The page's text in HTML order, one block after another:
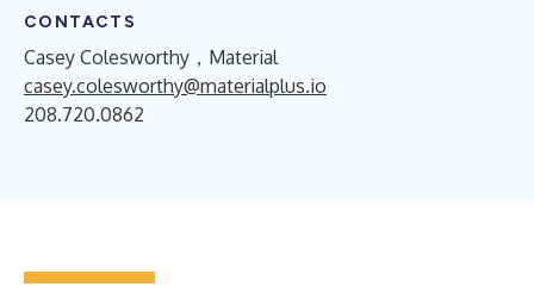
CONTACTS
Casey Colesworthy，Material
casey.colesworthy@materialplus.io
208.720.0862